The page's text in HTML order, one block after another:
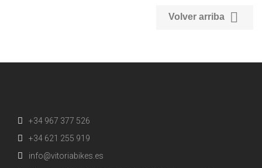
Volver arriba 
+34 967 377 526
+34 621 255 919
info@vitoriabikes.es